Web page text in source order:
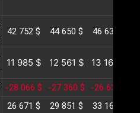
42 752 $ 44 650 $ 46 633 $
11 985 $ 12 561 $ 13 165 $
-28 066 $ -27 360 $ -26 631 $
26 671 $ 29 851 $ 33 167 $